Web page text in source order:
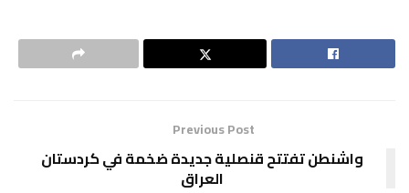
Previous Post
واشنطن تفتتح قنصلية جديدة ضخمة في كردستان
العراق